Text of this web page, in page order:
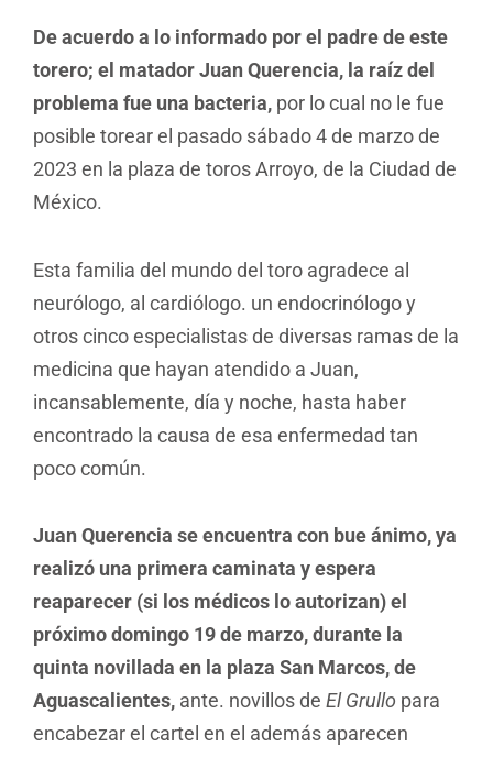
De acuerdo a lo informado por el padre de este
torero; el matador Juan Querencia, la raíz del
problema fue una bacteria, por lo cual no le fue
posible torear el pasado sábado 4 de marzo de
2023 en la plaza de toros Arroyo, de la Ciudad de
México.
Esta familia del mundo del toro agradece al
neurólogo, al cardiólogo. un endocrinólogo y
otros cinco especialistas de diversas ramas de la
medicina que hayan atendido a Juan,
incansablemente, día y noche, hasta haber
encontrado la causa de esa enfermedad tan
poco común.
Juan Querencia se encuentra con bue ánimo, ya
realizó una primera caminata y espera
reaparecer (si los médicos lo autorizan) el
próximo domingo 19 de marzo, durante la
quinta novillada en la plaza San Marcos, de
Aguascalientes, ante. novillos de El Grullo para
encabezar el cartel en el además aparecen